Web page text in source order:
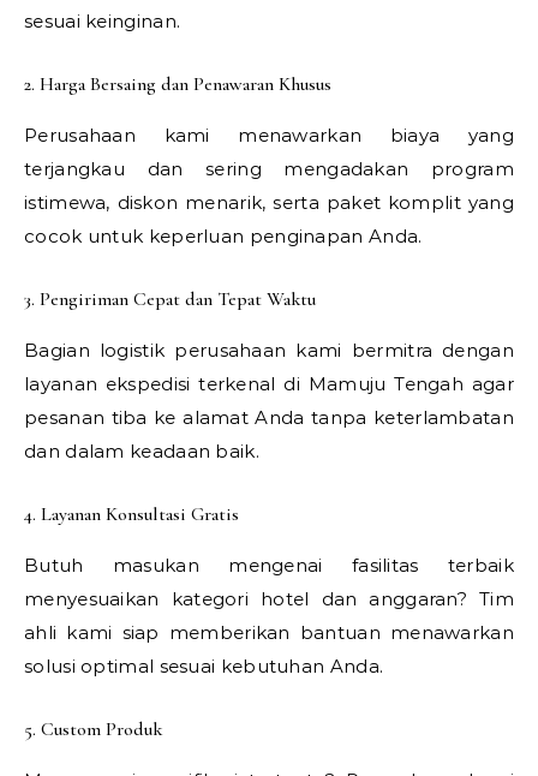
sesuai keinginan.
2. Harga Bersaing dan Penawaran Khusus
Perusahaan kami menawarkan biaya yang
terjangkau dan sering mengadakan program
istimewa, diskon menarik, serta paket komplit yang
cocok untuk keperluan penginapan Anda.
3. Pengiriman Cepat dan Tepat Waktu
Bagian logistik perusahaan kami bermitra dengan
layanan ekspedisi terkenal di Mamuju Tengah agar
pesanan tiba ke alamat Anda tanpa keterlambatan
dan dalam keadaan baik.
4. Layanan Konsultasi Gratis
Butuh masukan mengenai fasilitas terbaik
menyesuaikan kategori hotel dan anggaran? Tim
ahli kami siap memberikan bantuan menawarkan
solusi optimal sesuai kebutuhan Anda.
5. Custom Produk